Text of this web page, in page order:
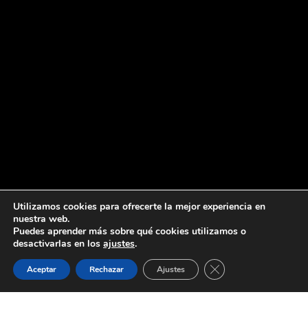
Utilizamos cookies para ofrecerte la mejor experiencia en
nuestra web.
Puedes aprender más sobre qué cookies utilizamos o
desactivarlas en los ajustes.
Aceptar Rechazar Ajustes Cerrar el banner de